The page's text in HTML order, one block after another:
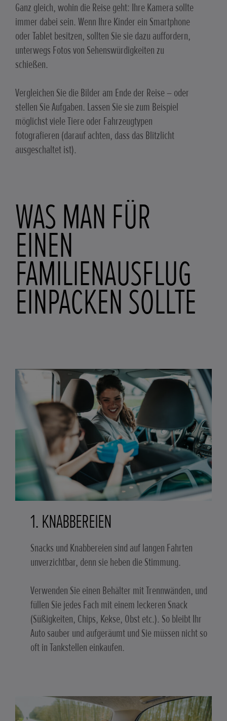
Ganz gleich, wohin die Reise geht: Ihre Kamera sollte
immer dabei sein. Wenn Ihre Kinder ein Smartphone
oder Tablet besitzen, sollten Sie sie dazu auffordern,
unterwegs Fotos von Sehenswürdigkeiten zu
schießen.
Vergleichen Sie die Bilder am Ende der Reise – oder
stellen Sie Aufgaben. Lassen Sie sie zum Beispiel
möglichst viele Tiere oder Fahrzeugtypen
fotografieren (darauf achten, dass das Blitzlicht
ausgeschaltet ist).
WAS MAN FÜR
EINEN
FAMILIENAUSFLUG
EINPACKEN SOLLTE
1. KNABBEREIEN
Snacks und Knabbereien sind auf langen Fahrten
unverzichtbar, denn sie heben die Stimmung.
Verwenden Sie einen Behälter mit Trennwänden, und
füllen Sie jedes Fach mit einem leckeren Snack
(Süßigkeiten, Chips, Kekse, Obst etc.). So bleibt Ihr
Auto sauber und aufgeräumt und Sie müssen nicht so
oft in Tankstellen einkaufen.